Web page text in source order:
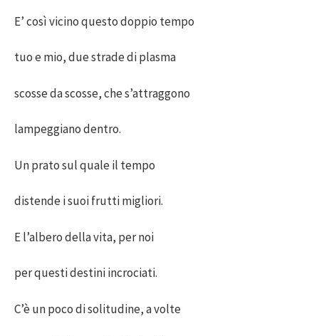
E’ così vicino questo doppio tempo
tuo e mio, due strade di plasma
scosse da scosse, che s’attraggono
lampeggiano dentro.
Un prato sul quale il tempo
distende i suoi frutti migliori.
E l’albero della vita, per noi
per questi destini incrociati.
C’è un poco di solitudine, a volte